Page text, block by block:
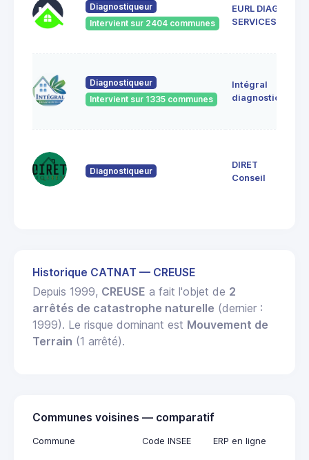
Diagnostiqueur
Intervient sur 2404 communes
EURL DIAG
SERVICES
Diagnostiqueur
Intervient sur 1335 communes
Intégral
diagnostics
Diagnostiqueur
DIRET
Conseil
Historique CATNAT — CREUSE
Depuis 1999, CREUSE a fait l'objet de 2
arrêtés de catastrophe naturelle (dernier :
1999). Le risque dominant est Mouvement de
Terrain (1 arrêté).
Communes voisines — comparatif
Commune Code INSEE ERP en ligne